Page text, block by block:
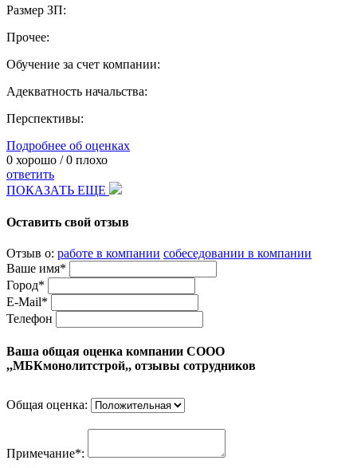
Размер ЗП:
Прочее:
Обучение за счет компании:
Адекватность начальства:
Перспективы:
Подробнее об оценках
0 хорошо /0 плохо
ответить
ПОКАЗАТЬ ЕЩЕ
Оставить свой отзыв
Отзыв о: работе в компании собеседовании в компании
Ваше имя*
Город*
E-Mail*
Телефон
Ваша общая оценка компании СООО
,,МБКмонолитстрой,, отзывы сотрудников
Общая оценка:
Примечание*: